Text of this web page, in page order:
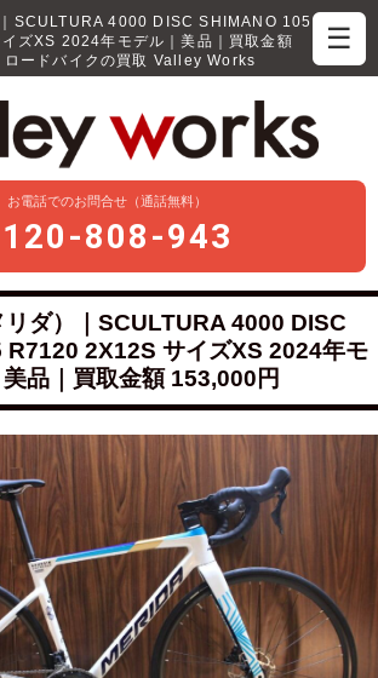
☰
SCULTURA 4000 DISC SHIMANO 105
ズXS 2024年モデル｜美品｜買取金額
ードバイクの買取 Valley Works
お電話でのお問合せ（通話無料）
808-943
ダ）｜SCULTURA 4000 DISC
2X12S サイズXS 2024年モ
品｜買取金額 153,000円